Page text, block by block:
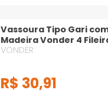
Vassoura Tipo Gari
Madeira Vonder 4
VONDER
R$ 30,91